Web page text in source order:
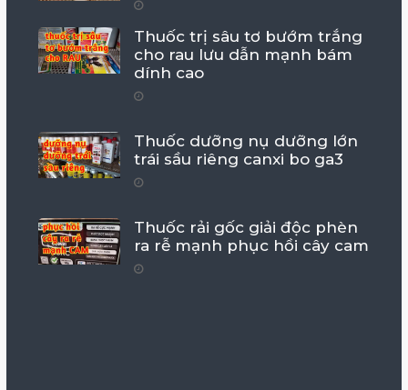
Thuốc trị sâu tơ bướm trắng
cho rau lưu dẫn mạnh bám
dính cao
Thuốc dưỡng nụ dưỡng lớn
trái sầu riêng canxi bo ga3
Thuốc rải gốc giải độc phèn
ra rễ mạnh phục hồi cây cam